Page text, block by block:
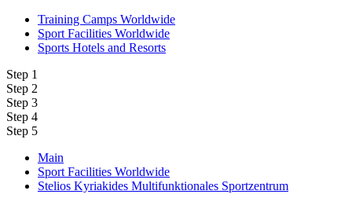
Training Camps Worldwide
Sport Facilities Worldwide
Sports Hotels and Resorts
Step 1
Step 2
Step 3
Step 4
Step 5
Main
Sport Facilities Worldwide
Stelios Kyriakides Multifunktionales Sportzentrum